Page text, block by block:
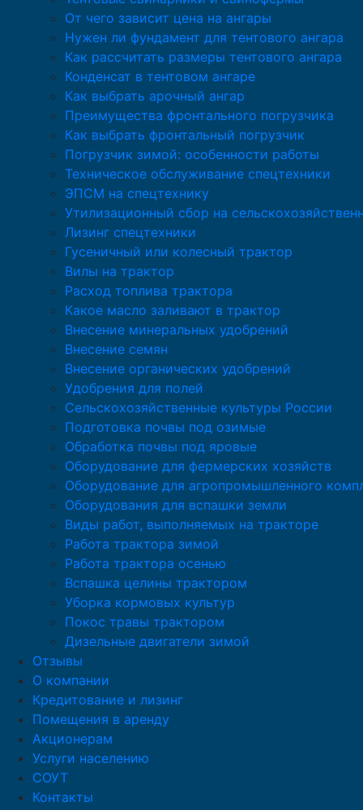
От чего зависит цена на ангары
Нужен ли фундамент для тентового ангара
Как рассчитать размеры тентового ангара
Конденсат в тентовом ангаре
Как выбрать арочный ангар
Преимущества фронтального погрузчика
Как выбрать фронтальный погрузчик
Погрузчик зимой: особенности работы
Техническое обслуживание спецтехники
ЭПСМ на спецтехнику
Утилизационный сбор на
Лизинг спецтехники
Гусеничный или колесный трактор
Вилы на трактор
Расход топлива трактора
Какое масло заливают в трактор
Внесение минеральных удобрений
Внесение семян
Внесение органических удобрений
Удобрения для полей
Сельскохозяйственные культуры России
Подготовка почвы под озимые
Обработка почвы под яровые
Оборудование для фермерских хозяйств
Оборудование для агропромышленного
Оборудования для вспашки земли
Виды работ, выполняемых на тракторе
Работа трактора зимой
Работа трактора осенью
Вспашка целины трактором
Уборка кормовых культур
Покос травы трактором
Дизельные двигатели зимой
Отзывы
О компании
Кредитование и лизинг
Помещения в аренду
Акционерам
Услуги населению
СОУТ
Контакты